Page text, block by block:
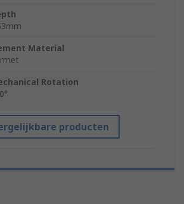
Material
Rotation
producten